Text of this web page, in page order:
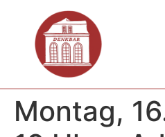
Montag,